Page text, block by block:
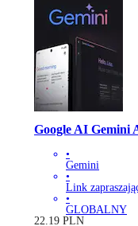
Google AI Gemini
•
Gemini
•
Link
•
GLOBALNY
22.19 PLN